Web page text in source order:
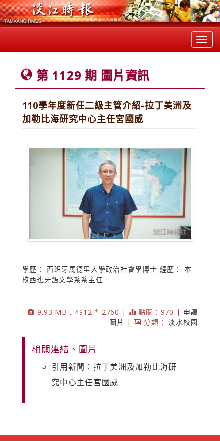
第 1129 期 圖片資訊
110學年度新任二級主管介紹-拉丁美洲及
加勒比海研究中心主任宮國威
學歷： 西班牙馬德里大學政治社會學博士 經歷： 本
校西班牙語文學系系主任
9.93 MB , 4912 * 2760 | 點閱：970 | 申請
圖片
| 分類： 淡水校園
相關連結、圖片
引用新聞：拉丁美洲及加勒比海研
究中心主任宮國威